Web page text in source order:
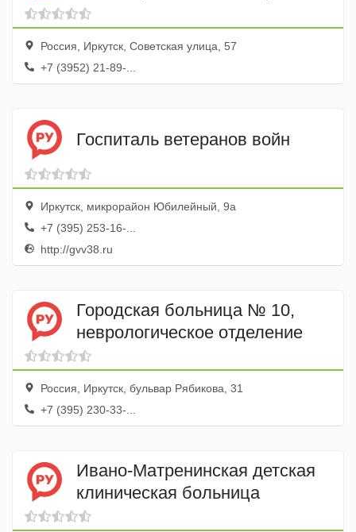
стоматологии
Россия, Иркутск, Советская улица, 57
+7 (3952) 21-89-...
Госпиталь ветеранов войн
Иркутск, микрорайон Юбилейный, 9а
+7 (395) 253-16-...
http://gvv38.ru
Городская больница № 10,
неврологическое отделение
Россия, Иркутск, бульвар Рябикова, 31
+7 (395) 230-33-...
Ивано-Матренинская детская
клиническая больница